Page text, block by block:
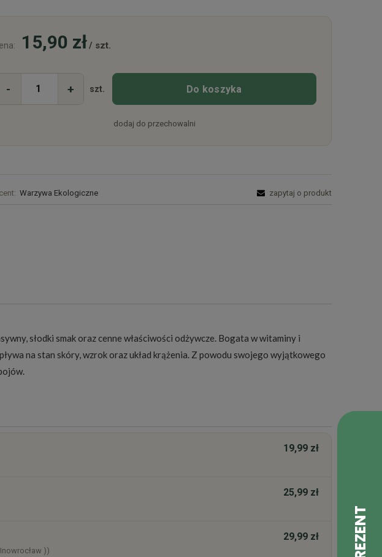
15,90 zł/ szt.
- + szt. Do koszyka
dodaj do przechowalni
Warzywa Ekologiczne zapytaj o produkt
słodki smak oraz cenne właściwości odżywcze. Bogata w witaminy i
na stan skóry, wzrok oraz układ krążenia. Z powodu swojego wyjątkowego
19,99 zł
25,99 zł
))
29,99 zł